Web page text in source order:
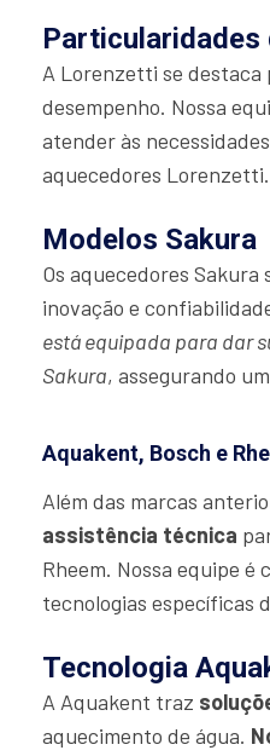
A Lorenzetti se destaca
desempenho. Nossa
atender às
aquecedores Lorenzetti.
Modelos Sakura
Os aquecedores Sakura
inovação e
está equipada para dar
Sakura, assegurando
Aquakent, Bosch e
Além das marcas
assistência técnica
Rheem. Nossa equipe é
tecnologias específicas
Tecnologia
A Aquakent traz
aquecimento de água.